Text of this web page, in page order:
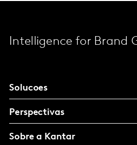
Intelligence for Brand
Solucoes
Perspectivas
Sobre a Kantar